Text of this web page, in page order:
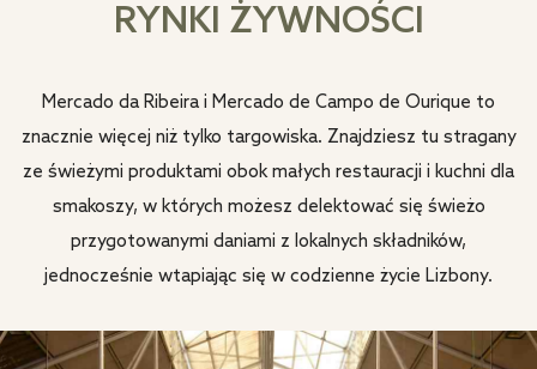
RYNKI ŻYWNOŚCI
Mercado da Ribeira i Mercado de Campo de Ourique to
znacznie więcej niż tylko targowiska. Znajdziesz tu stragany
ze świeżymi produktami obok małych restauracji i kuchni dla
smakoszy, w których możesz delektować się świeżo
przygotowanymi daniami z lokalnych składników,
jednocześnie wtapiając się w codzienne życie Lizbony.